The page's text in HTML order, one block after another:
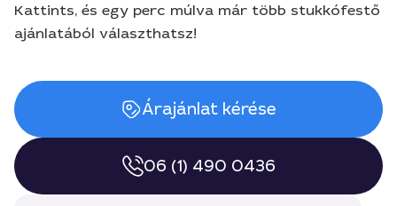
Kattints, és egy perc múlva már több stukkófestő
ajánlatából választhatsz!
Árajánlat kérése
06 (1) 490 0436